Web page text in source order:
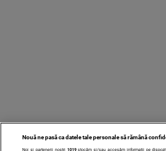
Nouă ne pasă ca datele tale personale să rămână
Noi și partenerii noștri 1019stocăm și/sau accesăm informații pe